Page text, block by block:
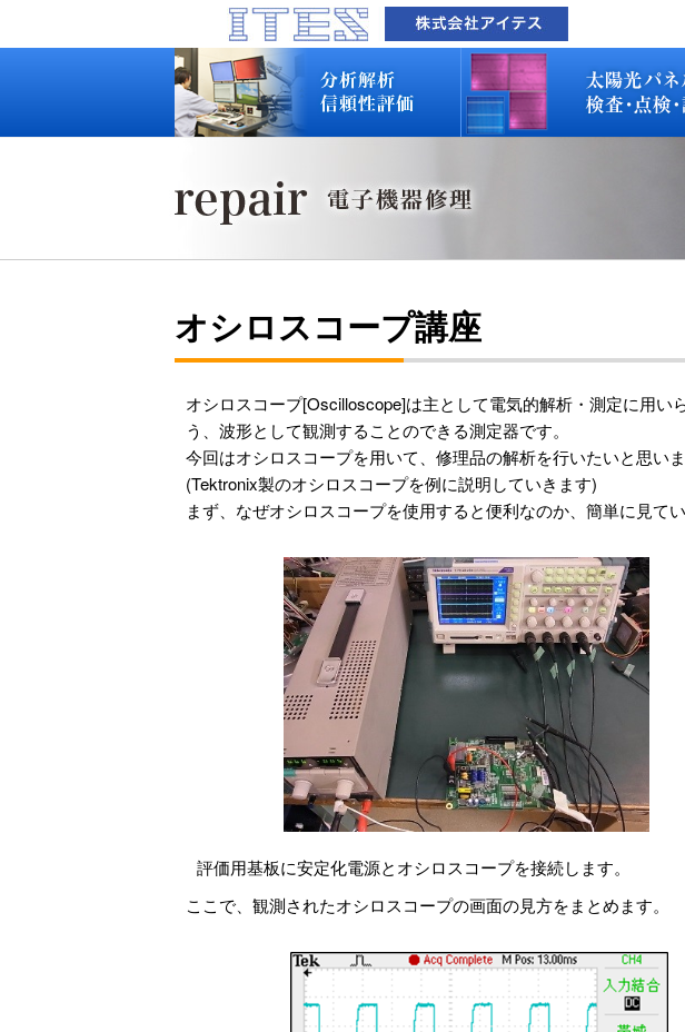
オシロスコープ講座
オシロスコープ[Oscilloscope]は主として電気的解析・測定に用
う、波形として観測することのできる測定器です。
今回はオシロスコープを用いて、修理品の解析を行いたいと思いま
(Tektronix製のオシロスコープを例に説明していきます)
まず、なぜオシロスコープを使用すると便利なのか、簡単に見てい
評価用基板に安定化電源とオシロスコープを接続します。
ここで、観測されたオシロスコープの画面の見方をまとめます。